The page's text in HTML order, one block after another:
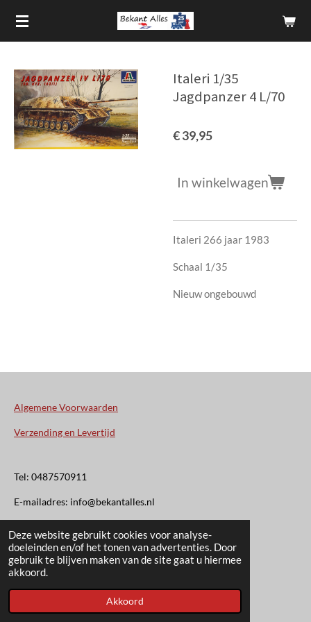
Deze website gebruikt cookies voor analyse-
doeleinden en/of het tonen van advertenties. Door
gebruik te blijven maken van de site gaat u hiermee
akkoord.
Akkoord
Ga
direct
hoofdinhoud
Italeri 1/35
Jagdpanzer 4 L/70
€ 39,95
In winkelwagen
Italeri 266 jaar 1983
Schaal 1/35
Nieuw ongebouwd
Algemene Voorwaarden
Verzending en Levertijd
Tel: 0487570911
E-mailadres: info@bekantalles.nl
Rooysestraat 4
6621AM Dreumel
© 2020 - 2026 Bekant Alles